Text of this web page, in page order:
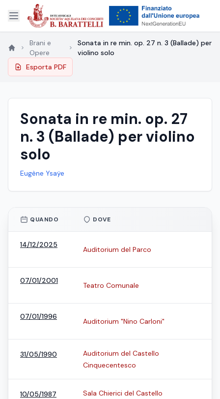
Brani e
Opere
Sonata in re min. op. 27 n. 3 (Ballade) per
violino solo
Esporta PDF
Sonata in re min. op. 27
n. 3 (Ballade) per violino
solo
Eugène Ysaÿe
QUANDO DOVE
14/12/2025
Auditorium del Parco
07/01/2001
Teatro Comunale
07/01/1996
Auditorium "Nino Carloni"
31/05/1990
Auditorium del Castello
Cinquecentesco
10/05/1987
Sala Chierici del Castello